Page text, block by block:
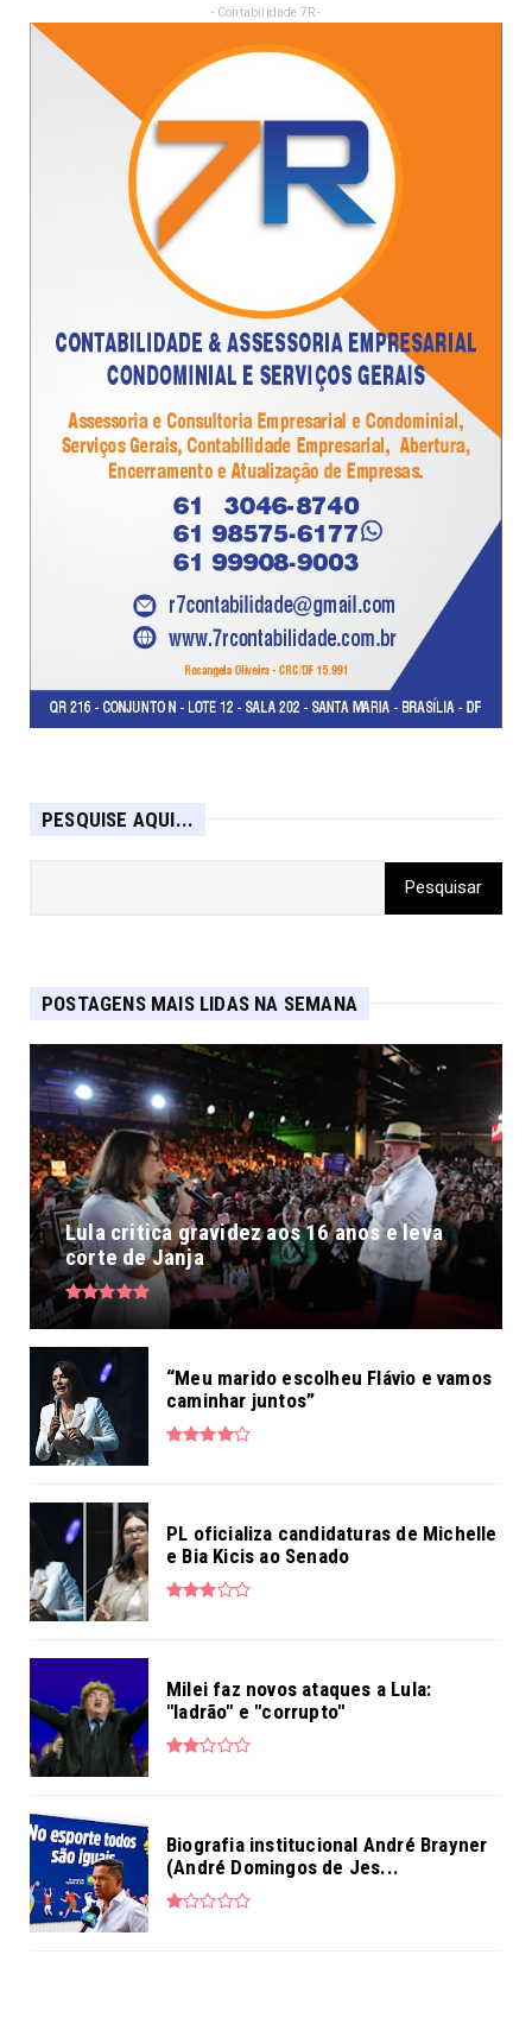
- Contabilidade 7R -
PESQUISE AQUI...
POSTAGENS MAIS LIDAS NA SEMANA
Lula critica gravidez aos 16 anos e leva
corte de Janja
“Meu marido escolheu Flávio e vamos
caminhar juntos”
PL oficializa candidaturas de Michelle
e Bia Kicis ao Senado
Milei faz novos ataques a Lula:
"ladrão" e "corrupto"
Biografia institucional André Brayner
(André Domingos de Jes...